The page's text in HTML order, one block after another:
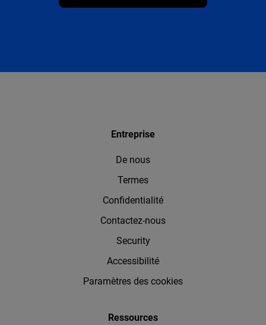
Entreprise
De nous
Termes
Confidentialité
Contactez-nous
Security
Accessibilité
Paramètres des cookies
Ressources